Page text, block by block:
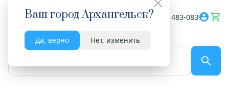
Ваш городАрхангельск?
Да, верно Нет, изменить
Весь сайт 8182 483-083